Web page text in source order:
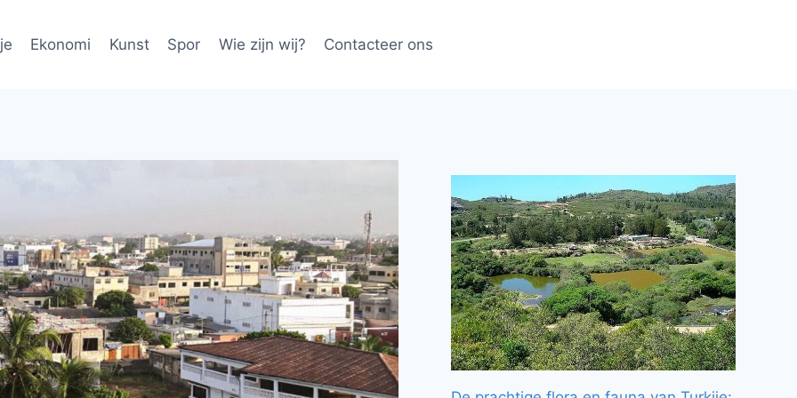
Ekonomi Kunst Spor Wie zijn wij? Contacteer ons